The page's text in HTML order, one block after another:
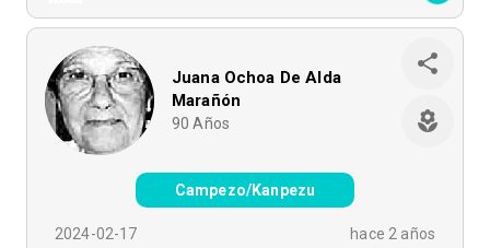
Juana Ochoa De Alda
Marañón
90 Años
Campezo/Kanpezu
2024-02-17 hace 2 años